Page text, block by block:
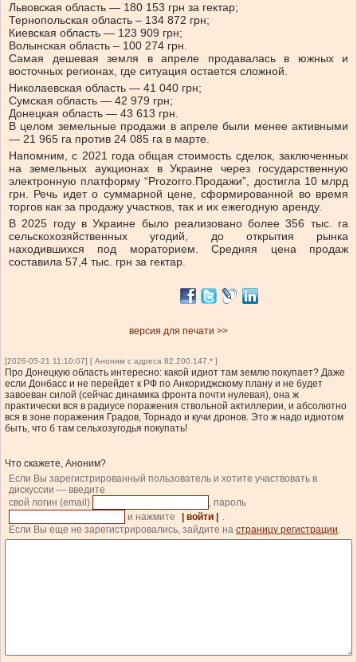
Львовская область — 180 153 грн за гектар;
Тернопольская область ‒ 134 872 грн;
Киевская область — 123 909 грн;
Волынская область ‒ 100 274 ​​грн.
Самая дешевая земля в апреле продавалась в южных и
восточных регионах, где ситуация остается сложной.
Николаевская область — 41 040 грн;
Сумская область — 42 979 грн;
Донецкая область — 43 613 грн.
В целом земельные продажи в апреле были менее активными
— 21 965 га против 24 085 га в марте.
Напомним, с 2021 года общая стоимость сделок, заключенных
на земельных аукционах в Украине через государственную
электронную платформу “Prozorro.Продажи”, достигла 10 млрд
грн. Речь идет о суммарной цене, сформированной во время
торгов как за продажу участков, так и их ежегодную аренду.
В 2025 году в Украине было реализовано более 356 тыс. га
сельскохозяйственных угодий, до открытия рынка
находившихся под мораторием. Средняя цена продаж
составила 57,4 тыс. грн за гектар.
версия для печати >>
[2026-05-21 11:10:07] [ Аноним с адреса 82.200.147.* ]
Про Донецкую область интересно: какой идиот там землю покупает? Даже
если Донбасс и не перейдет к РФ по Анкориджскому плану и не будет
завоеван силой (сейчас динамика фронта почти нулевая), она ж
практически вся в радиусе поражения ствольной актиллерии, и абсолютно
вся в зоне поражения Градов, Торнадо и кучи дронов. Это ж надо идиотом
быть, что б там сельхозугодья покупать!
Что скажете, Аноним?
Если Вы зарегистрированный пользователь и хотите участвовать в
дискуссии — введите
свой логин (email)
, пароль
и нажмите
| войти |
.
Если Вы еще не зарегистрировались, зайдите на страницу регистрации.